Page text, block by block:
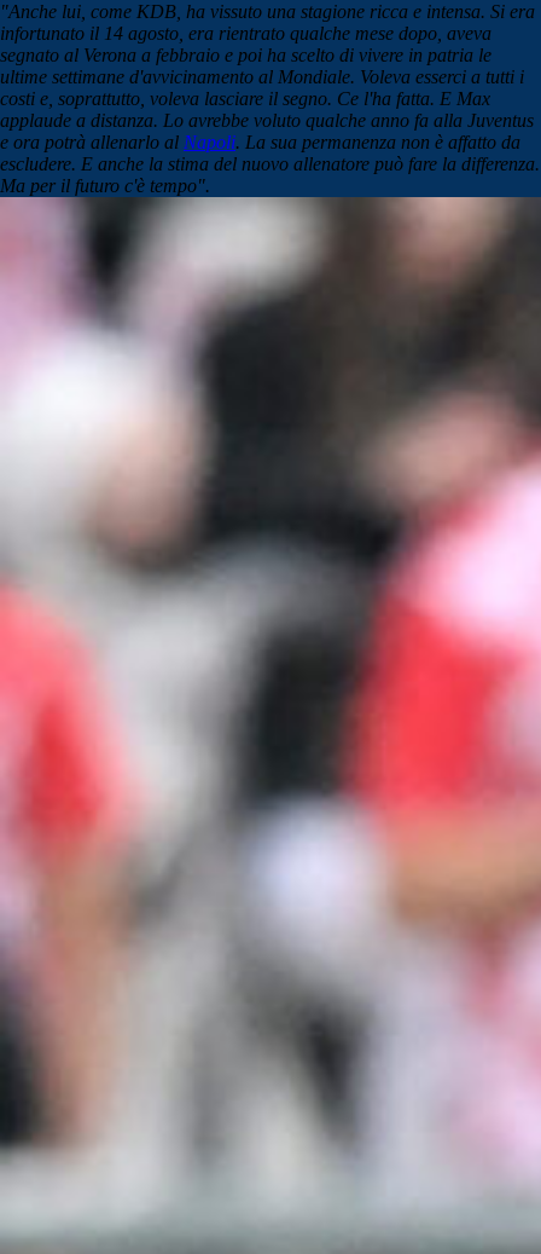
"Anche lui, come KDB, ha vissuto una stagione ricca e intensa. Si era
infortunato il 14 agosto, era rientrato qualche mese dopo, aveva
segnato al Verona a febbraio e poi ha scelto di vivere in patria le
ultime settimane d'avvicinamento al Mondiale. Voleva esserci a tutti i
costi e, soprattutto, voleva lasciare il segno. Ce l'ha fatta. E Max
applaude a distanza. Lo avrebbe voluto qualche anno fa alla Juventus
e ora potrà allenarlo al Napoli. La sua permanenza non è affatto da
escludere. E anche la stima del nuovo allenatore può fare la differenza.
Ma per il futuro c'è tempo".